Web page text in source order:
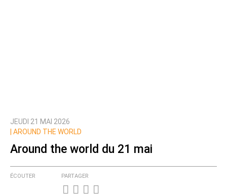
JEUDI 21 MAI 2026
AROUND THE WORLD
Around the world du 21 mai
ÉCOUTER PARTAGER